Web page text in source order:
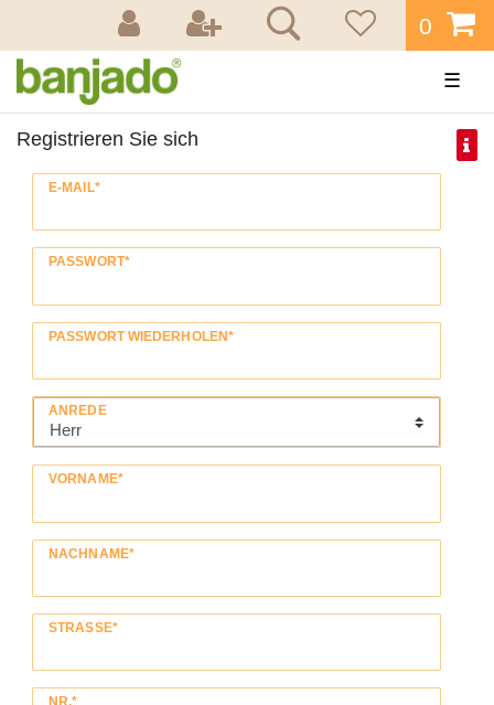
0
☰
Registrieren Sie sich
E-MAIL*
PASSWORT*
PASSWORT WIEDERHOLEN*
Honig
ANREDE
VORNAME*
NACHNAME*
STRASSE*